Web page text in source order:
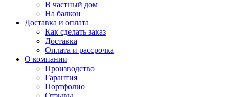
В частный дом
На балкон
Доставка и оплата
Как сделать заказ
Доставка
Оплата и рассрочка
О компании
Производство
Гарантия
Портфолио